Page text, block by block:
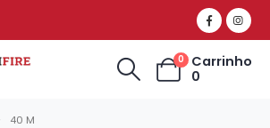
0
Carrinho
0
40 M